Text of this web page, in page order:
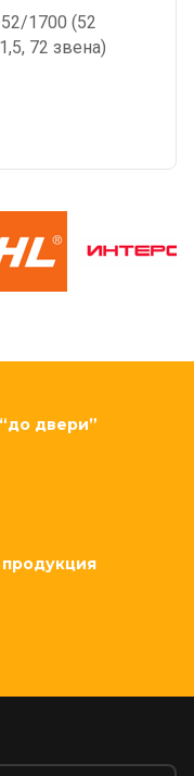
1700 (52
72 звена)
двери”